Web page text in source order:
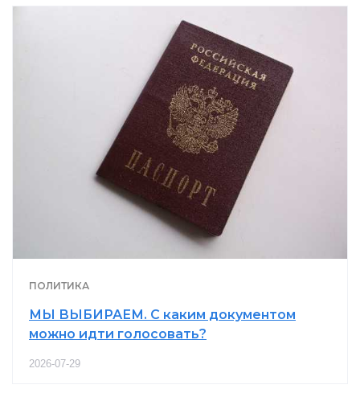
ПОЛИТИКА
МЫ ВЫБИРАЕМ. С каким документом
можно идти голосовать?
2026-07-29